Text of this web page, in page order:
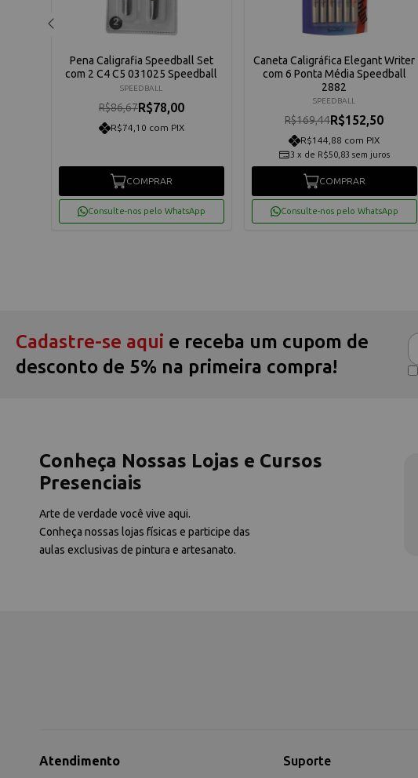
Pena Caligrafia Speedball Set
com 2 C4 C5 031025 Speedball
SPEEDBALL
R$86,67R$78,00
R$74,10 com PIX
COMPRAR
Consulte-nos pelo WhatsApp
Caneta Caligráfica Elegant Writer
com 6 Ponta Média Speedball
2882
SPEEDBALL
R$169,44R$152,50
R$144,88 com PIX
3 x de R$50,83 sem juros
COMPRAR
Consulte-nos pelo WhatsApp
Cadastre-se aqui e receba um cupom de
desconto de 5% na primeira compra!
Conheça Nossas Lojas e Cursos
Presenciais
Arte de verdade você vive aqui.
Conheça nossas lojas físicas e participe das
aulas exclusivas de pintura e artesanato.
Atendimento Suporte